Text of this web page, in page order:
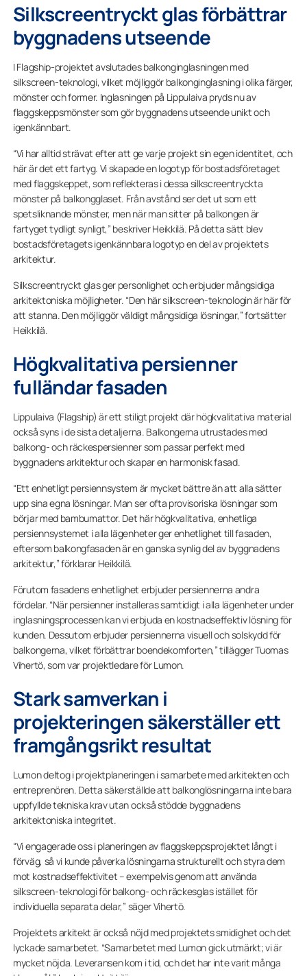
Silkscreentryckt glas förbättrar
byggnadens utseende
I Flagship-projektet avslutades balkonginglasningen med
silkscreen-teknologi, vilket möjliggör balkonginglasning i olika färger,
mönster och former. Inglasningen på Lippulaiva pryds nu av
flaggskeppsmönster som gör byggnadens utseende unikt och
igenkännbart.
“Vi har alltid strävat efter att ge varje projekt sin egen identitet, och
här är det ett fartyg. Vi skapade en logotyp för bostadsföretaget
med flaggskeppet, som reflekteras i dessa silkscreentryckta
mönster på balkongglaset. Från avstånd ser det ut som ett
spetsliknande mönster, men när man sitter på balkongen är
fartyget tydligt synligt,” beskriver Heikkilä. På detta sätt blev
bostadsföretagets igenkännbara logotyp en del av projektets
arkitektur.
Silkscreentryckt glas ger personlighet och erbjuder mångsidiga
arkitektoniska möjligheter. “Den här silkscreen-teknologin är här för
att stanna. Den möjliggör väldigt mångsidiga lösningar,” fortsätter
Heikkilä.
Högkvalitativa persienner
fulländar fasaden
Lippulaiva (Flagship) är ett stiligt projekt där högkvalitativa material
också syns i de sista detaljerna. Balkongerna utrustades med
balkong- och räckespersienner som passar perfekt med
byggnadens arkitektur och skapar en harmonisk fasad.
“Ett enhetligt persiennsystem är mycket bättre än att alla sätter
upp sina egna lösningar. Man ser ofta provisoriska lösningar som
börjar med bambumattor. Det här högkvalitativa, enhetliga
persiennsystemet i alla lägenheter ger enhetlighet till fasaden,
eftersom balkongfasaden är en ganska synlig del av byggnadens
arkitektur,” förklarar Heikkilä.
Förutom fasadens enhetlighet erbjuder persiennerna andra
fördelar. “När persienner installeras samtidigt i alla lägenheter under
inglasningsprocessen kan vi erbjuda en kostnadseffektiv lösning för
kunden. Dessutom erbjuder persiennerna visuell och solskydd för
balkongerna, vilket förbättrar boendekomforten,” tillägger Tuomas
Vihertö, som var projektledare för Lumon.
Stark samverkan i
projekteringen säkerställer ett
framgångsrikt resultat
Lumon deltog i projektplaneringen i samarbete med arkitekten och
entreprenören. Detta säkerställde att balkonglösningarna inte bara
uppfyllde tekniska krav utan också stödde byggnadens
arkitektoniska integritet.
“Vi engagerade oss i planeringen av flaggskeppsprojektet långt i
förväg, så vi kunde påverka lösningarna strukturellt och styra dem
mot kostnadseffektivitet – exempelvis genom att använda
silkscreen-teknologi för balkong- och räckesglas istället för
individuella separata delar,” säger Vihertö.
Projektets arkitekt är också nöjd med projektets smidighet och det
lyckade samarbetet. “Samarbetet med Lumon gick utmärkt; vi är
mycket nöjda. Leveransen kom i tid, och det har inte varit många